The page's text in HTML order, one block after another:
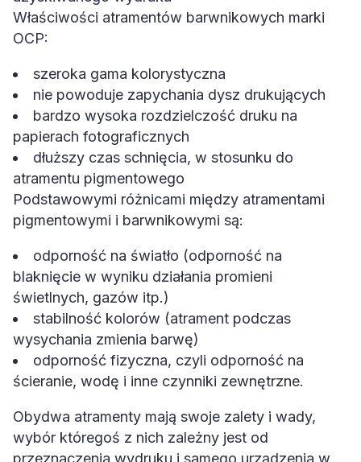
Właściwości atramentów barwnikowych marki
OCP:
szeroka gama kolorystyczna
nie powoduje zapychania dysz drukujących
bardzo wysoka rozdzielczość druku na
papierach fotograficznych
dłuższy czas schnięcia, w stosunku do
atramentu pigmentowego
Podstawowymi różnicami między atramentami
pigmentowymi i barwnikowymi są:
odporność na światło (odporność na
blaknięcie w wyniku działania promieni
świetlnych, gazów itp.)
stabilność kolorów (atrament podczas
wysychania zmienia barwę)
odporność fizyczna, czyli odporność na
ścieranie, wodę i inne czynniki zewnętrzne.
Obydwa atramenty mają swoje zalety i wady,
wybór któregoś z nich zależny jest od
przeznaczenia wydruku i samego urządzenia w